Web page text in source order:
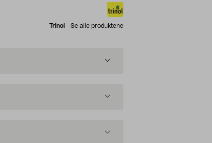
Trinol - Se alle produktene